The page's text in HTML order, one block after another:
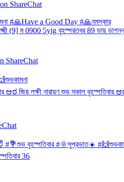
#🙏Have a Good Day #🙏নমস্কার
#💐শুভ বৃহস্পতিবার #🌞সুপ্রভাত☀️